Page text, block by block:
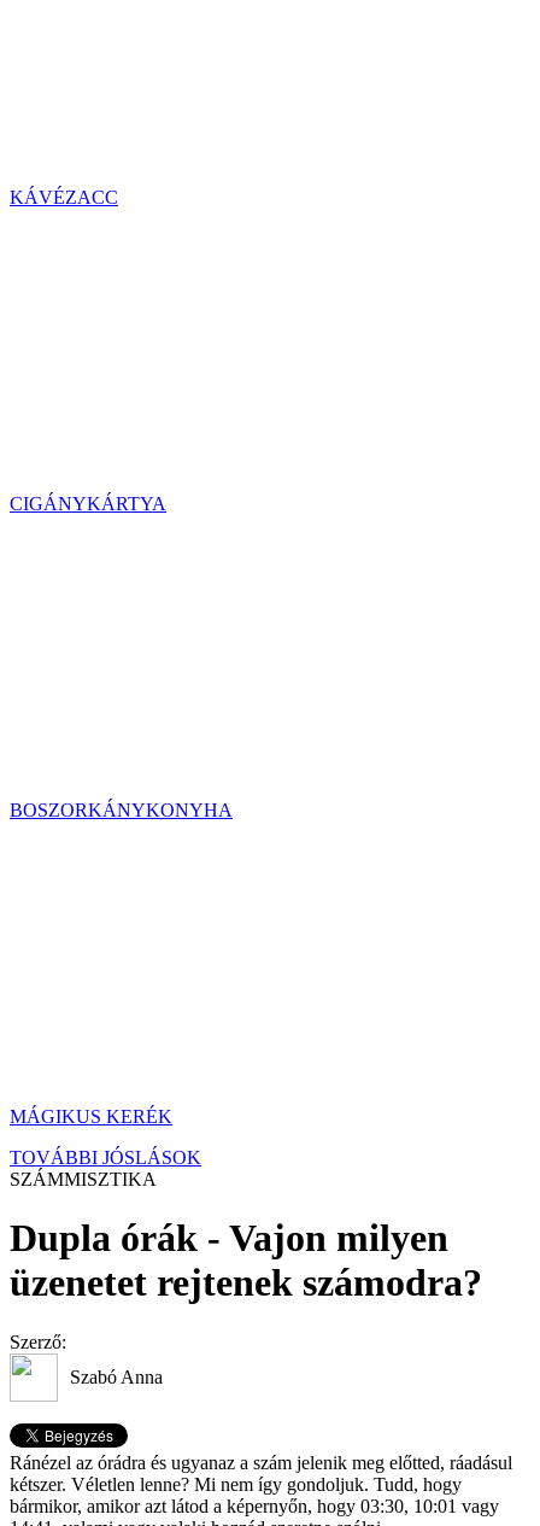
KÁVÉZACC
CIGÁNYKÁRTYA
BOSZORKÁNYKONYHA
MÁGIKUS KERÉK
TOVÁBBI JÓSLÁSOK
SZÁMMISZTIKA
Dupla órák - Vajon milyen
üzenetet rejtenek számodra?
Szerző:
Szabó Anna
Ránézel az órádra és ugyanaz a szám jelenik meg előtted, ráadásul
kétszer. Véletlen lenne? Mi nem így gondoljuk. Tudd, hogy
bármikor, amikor azt látod a képernyőn, hogy 03:30, 10:01 vagy